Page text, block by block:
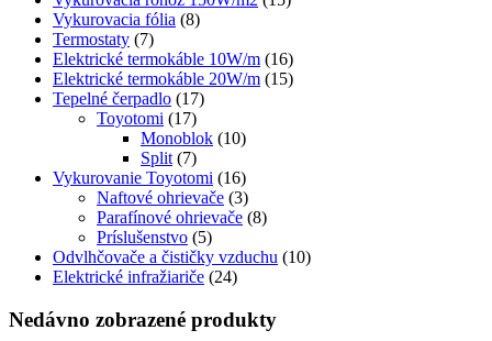
Vykurovacia fólia (8)
Termostaty (7)
Elektrické termokáble 10W/m (16)
Elektrické termokáble 20W/m (15)
Tepelné čerpadlo (17)
Toyotomi (17)
Monoblok (10)
Split (7)
Vykurovanie Toyotomi (16)
Naftové ohrievače (3)
Parafínové ohrievače (8)
Príslušenstvo (5)
Odvlhčovače a čističky vzduchu (10)
Elektrické infražiariče (24)
Nedávno zobrazené produkty